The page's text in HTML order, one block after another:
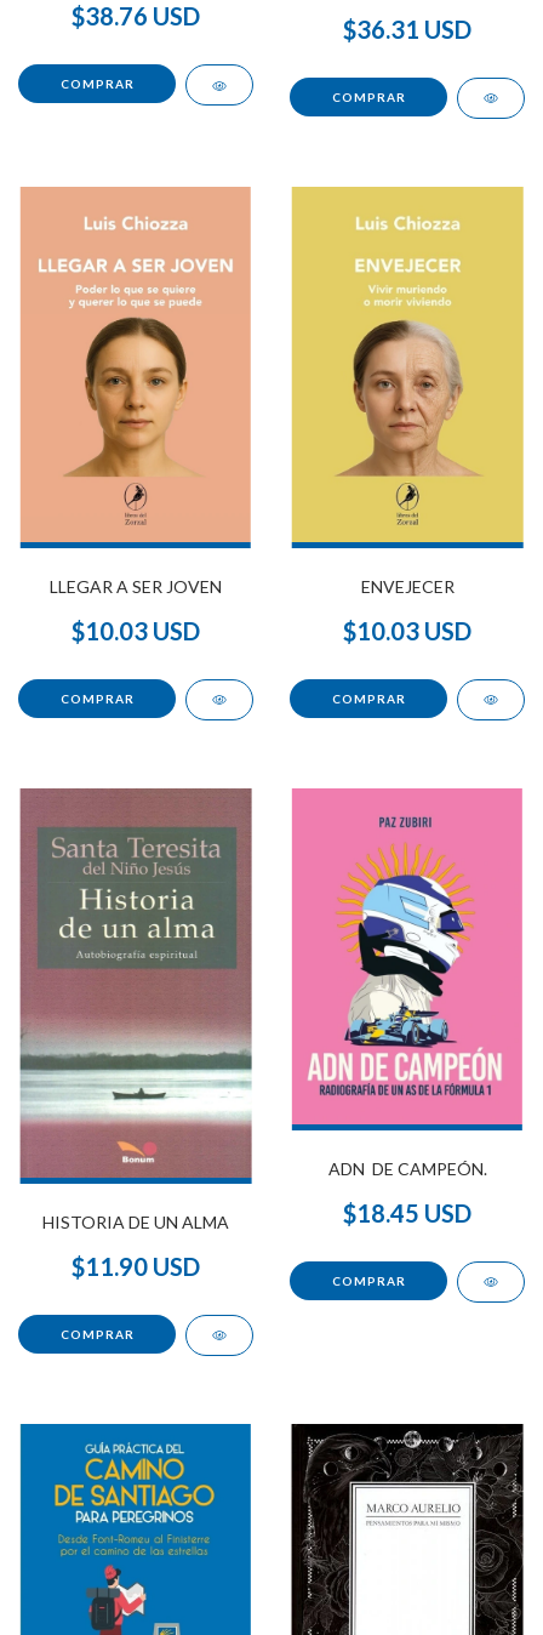
$38.76 USD $36.31 USD
LLEGAR A SER JOVEN
$10.03 USD
ENVEJECER
$10.03 USD
HISTORIA DE UN ALMA
$11.90 USD
ADN DE CAMPEÓN.
$18.45 USD